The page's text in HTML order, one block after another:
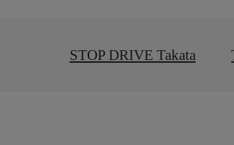
STOP DRIVE Takata